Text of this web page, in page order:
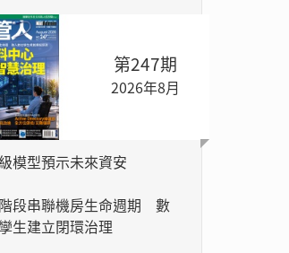
第247期
2026年8月
模型預示未來資安
段串聯機房生命週期 數
生建立閉環治理